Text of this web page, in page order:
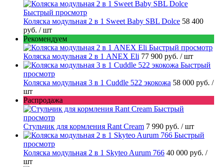
Быстрый просмотр
Коляска модульная 2 в 1 Sweet Baby SBL Dolce 58 400
руб. / шт
Рекомендуем
Быстрый просмотр
Коляска модульная 2 в 1 ANEX Eli 77 900 руб. / шт
Быстрый
просмотр
Коляска модульная 3 в 1 Cuddle 522 экокожа 58 000 руб. /
шт
Распродажа
Быстрый
просмотр
Стульчик для кормления Rant Cream 7 990 руб. / шт
Быстрый
просмотр
Коляска модульная 2 в 1 Skyteo Aurum 766 40 000 руб. /
шт